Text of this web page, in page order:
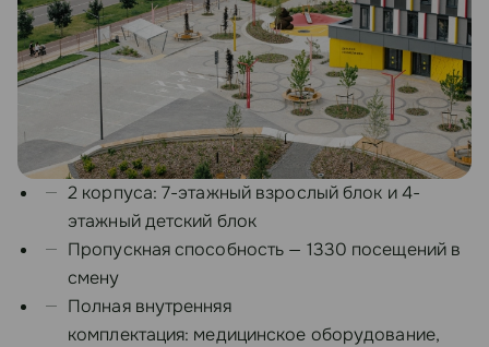
2 корпуса: 7-этажный взрослый блок и 4-
этажный детский блок
Пропускная способность — 1330 посещений в
смену
Полная внутренняя
комплектация: медицинское оборудование,